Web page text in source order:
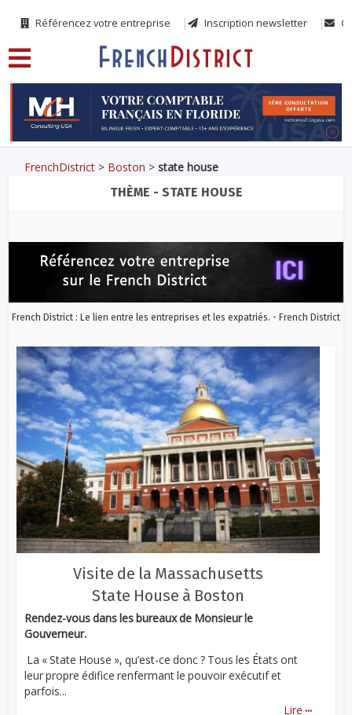
Référencez votre entreprise Inscription newsletter
FrenchDistrict > Boston >state house
THÈME - STATE HOUSE
French District : Le lien entre les entreprises et les expatriés. - French District
Visite de la Massachusetts
State House à Boston
Rendez-vous dans les bureaux de Monsieur le
Gouverneur.
La « State House », qu’est-ce donc ? Tous les États ont
leur propre édifice renfermant le pouvoir exécutif et
parfois...
Lire ...